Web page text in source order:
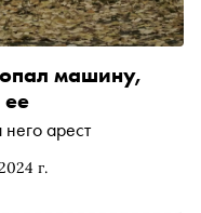
г.
машину,
ее
арест